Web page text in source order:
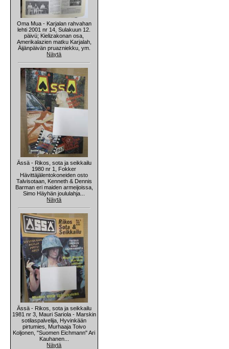
Oma Mua - Karjalan rahvahan
lehti 2001 nr 14, Sulakuun 12.
päivü; Kielizakonan osa,
Amerikalazien matku Karjalah,
Äijänpäivän pruazniekku, ym.
Näytä
Ässä - Rikos, sota ja seikkailu
1980 nr 1, Fokker
Hävittäjälentokoneiden osto
Talvisotaan, Kenneth & Dennis
Barman eri maiden armeijoissa,
Simo Häyhän joululahja...
Näytä
Ässä - Rikos, sota ja seikkailu
1981 nr 3, Mauri Sariola - Marskin
sotilaspalvelija, Hyvinkään
pirtumies, Murhaaja Toivo
Koljonen, "Suomen Eichmann" Ari
Kauhanen...
Näytä